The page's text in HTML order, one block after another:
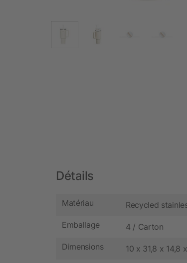
Détails
Matériau Recycled
Emballage 4 / Carton
Dimensions 10 x 31,8 x 14,8